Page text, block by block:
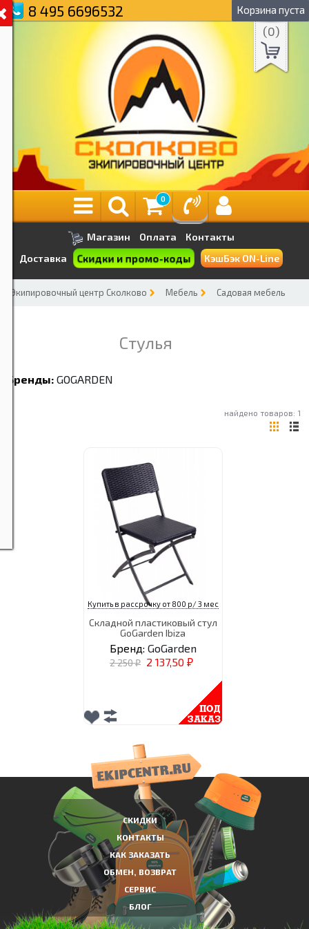
8 495 6696532 Корзина пуста
(0)
0
Магазин Оплата
Контакты
Доставка
Скидки и промо-коды КэшБэк ON-Line
Экипировочный центр Сколково Мебель Садовая мебель
Стулья
Бренды: GOGARDEN
найдено товаров: 1
Купить в рассрочку от 800 р/ 3 мес
Складной пластиковый стул
GoGarden Ibiza
Бренд: GoGarden
2 250₽ 2 137,50 ₽
СКИДКИ
КОНТАКТЫ
КАК ЗАКАЗАТЬ
ОБМЕН, ВОЗВРАТ
СЕРВИС
БЛОГ